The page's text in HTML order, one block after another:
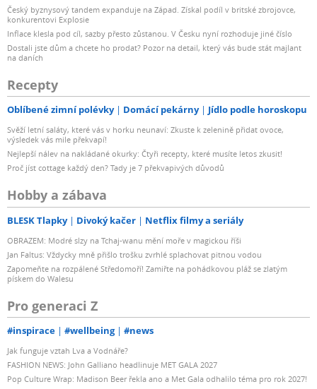
Český byznysový tandem expanduje na Západ. Získal podíl v britské zbrojovce,
konkurentovi Explosie
Inflace klesla pod cíl, sazby přesto zůstanou. V Česku nyní rozhoduje jiné číslo
Dostali jste dům a chcete ho prodat? Pozor na detail, který vás bude stát majlant
na daních
Recepty
Oblíbené zimní polévky Domácí pekárny Jídlo podle horoskopu
Svěží letní saláty, které vás v horku neunaví: Zkuste k zelenině přidat ovoce,
výsledek vás mile překvapí!
Nejlepší nálev na nakládané okurky: Čtyři recepty, které musíte letos zkusit!
Proč jíst cottage každý den? Tady je 7 překvapivých důvodů
Hobby a zábava
BLESK Tlapky Divoký kačer Netflix filmy a seriály
OBRAZEM: Modré slzy na Tchaj-wanu mění moře v magickou říši
Jan Faltus: Vždycky mně přišlo trošku zvrhlé splachovat pitnou vodou
Zapomeňte na rozpálené Středomoří! Zamiřte na pohádkovou pláž se zlatým
pískem do Walesu
Pro generaci Z
#inspirace #wellbeing #news
Jak funguje vztah Lva a Vodnáře?
FASHION NEWS: John Galliano headlinuje MET GALA 2027
Pop Culture Wrap: Madison Beer řekla ano a Met Gala odhalilo téma pro rok 2027!